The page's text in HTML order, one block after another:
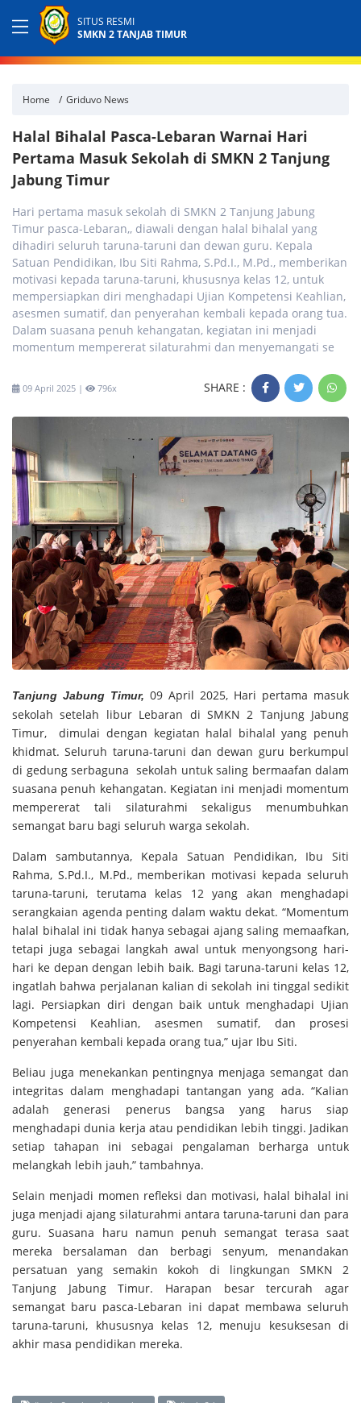
SITUS RESMI
SMKN 2 TANJAB TIMUR
Home Griduvo News
Halal Bihalal Pasca-Lebaran Warnai Hari
Pertama Masuk Sekolah di SMKN 2 Tanjung
Jabung Timur
Hari pertama masuk sekolah di SMKN 2 Tanjung Jabung
Timur pasca-Lebaran,, diawali dengan halal bihalal yang
dihadiri seluruh taruna-taruni dan dewan guru. Kepala
Satuan Pendidikan, Ibu Siti Rahma, S.Pd.I., M.Pd., memberikan
motivasi kepada taruna-taruni, khususnya kelas 12, untuk
mempersiapkan diri menghadapi Ujian Kompetensi Keahlian,
asesmen sumatif, dan penyerahan kembali kepada orang tua.
Dalam suasana penuh kehangatan, kegiatan ini menjadi
momentum mempererat silaturahmi dan menyemangati se
09 April 2025 | 796x SHARE :
Tanjung Jabung Timur, 09 April 2025, Hari pertama masuk
sekolah setelah libur Lebaran di SMKN 2 Tanjung Jabung
Timur, dimulai dengan kegiatan halal bihalal yang penuh
khidmat. Seluruh taruna-taruni dan dewan guru berkumpul
di gedung serbaguna sekolah untuk saling bermaafan dalam
suasana penuh kehangatan. Kegiatan ini menjadi momentum
mempererat tali silaturahmi sekaligus menumbuhkan
semangat baru bagi seluruh warga sekolah.
Dalam sambutannya, Kepala Satuan Pendidikan, Ibu Siti
Rahma, S.Pd.I., M.Pd., memberikan motivasi kepada seluruh
taruna-taruni, terutama kelas 12 yang akan menghadapi
serangkaian agenda penting dalam waktu dekat. “Momentum
halal bihalal ini tidak hanya sebagai ajang saling memaafkan,
tetapi juga sebagai langkah awal untuk menyongsong hari-
hari ke depan dengan lebih baik. Bagi taruna-taruni kelas 12,
ingatlah bahwa perjalanan kalian di sekolah ini tinggal sedikit
lagi. Persiapkan diri dengan baik untuk menghadapi Ujian
Kompetensi Keahlian, asesmen sumatif, dan prosesi
penyerahan kembali kepada orang tua,” ujar Ibu Siti.
Beliau juga menekankan pentingnya menjaga semangat dan
integritas dalam menghadapi tantangan yang ada. “Kalian
adalah generasi penerus bangsa yang harus siap
menghadapi dunia kerja atau pendidikan lebih tinggi. Jadikan
setiap tahapan ini sebagai pengalaman berharga untuk
melangkah lebih jauh,” tambahnya.
Selain menjadi momen refleksi dan motivasi, halal bihalal ini
juga menjadi ajang silaturahmi antara taruna-taruni dan para
guru. Suasana haru namun penuh semangat terasa saat
mereka bersalaman dan berbagi senyum, menandakan
persatuan yang semakin kokoh di lingkungan SMKN 2
Tanjung Jabung Timur. Harapan besar tercurah agar
semangat baru pasca-Lebaran ini dapat membawa seluruh
taruna-taruni, khususnya kelas 12, menuju kesuksesan di
akhir masa pendidikan mereka.